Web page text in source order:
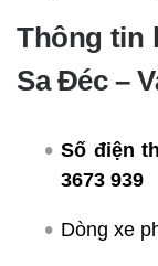
Thông tin
Sa Đéc –
Số điện
3673 939
Dòng xe